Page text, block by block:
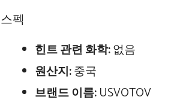
스펙
힌트 관련 화학:없음
원산지:중국
브랜드 이름:USVOTOV